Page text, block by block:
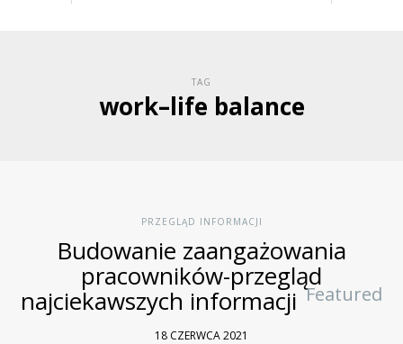
TAG
work–life balance
PRZEGLĄD INFORMACJI
Budowanie zaangażowania
pracowników-przegląd
najciekawszych informacji Featured
18 CZERWCA 2021